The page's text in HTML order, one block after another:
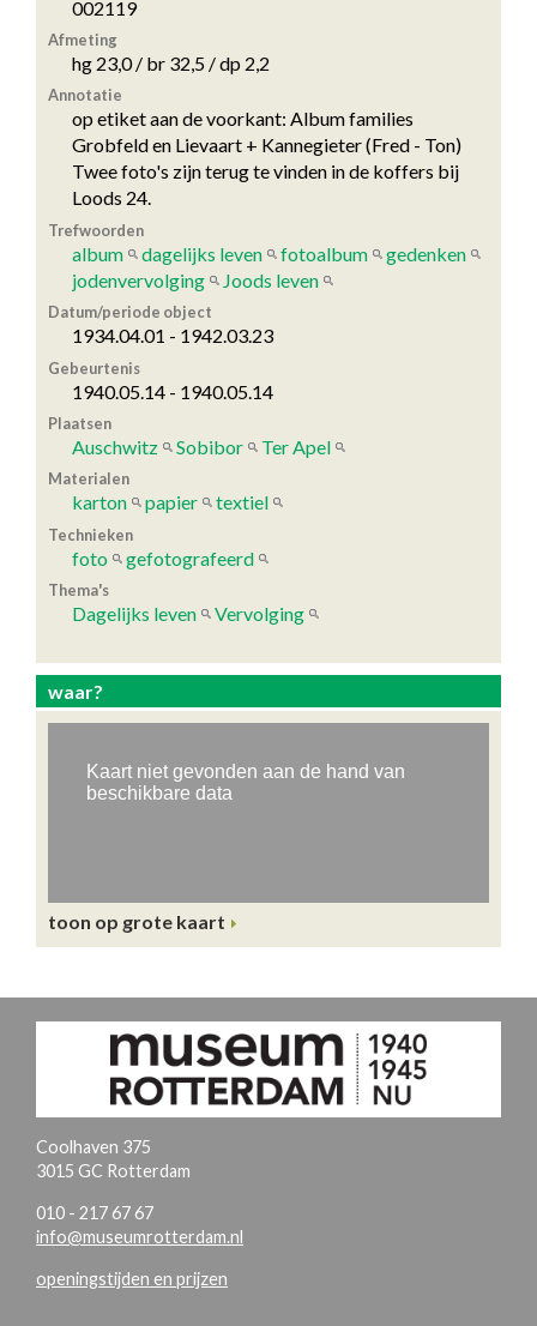
002119
Afmeting
hg 23,0 / br 32,5 / dp 2,2
Annotatie
op etiket aan de voorkant: Album families
Grobfeld en Lievaart + Kannegieter (Fred - Ton)
Twee foto's zijn terug te vinden in de koffers bij
Loods 24.
Trefwoorden
album dagelijks leven fotoalbum
gedenken
jodenvervolging
Joods leven
Datum/periode object
1934.04.01 - 1942.03.23
Gebeurtenis
1940.05.14 - 1940.05.14
Plaatsen
Auschwitz Sobibor Ter Apel
Materialen
karton papier textiel
Technieken
foto gefotografeerd
Thema's
Dagelijks leven Vervolging
waar?
toon op grote kaart
Coolhaven 375
3015 GC Rotterdam
010 - 217 67 67
info@museumrotterdam.nl
openingstijden en prijzen